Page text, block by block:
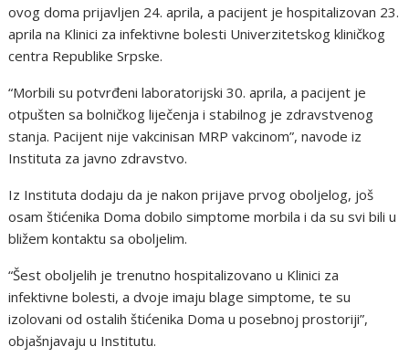
ovog doma prijavljen 24. aprila, a pacijent je hospitalizovan 23.
aprila na Klinici za infektivne bolesti Univerzitetskog kliničkog
centra Republike Srpske.
“Morbili su potvrđeni laboratorijski 30. aprila, a pacijent je
otpušten sa bolničkog liječenja i stabilnog je zdravstvenog
stanja. Pacijent nije vakcinisan MRP vakcinom”, navode iz
Instituta za javno zdravstvo.
Iz Instituta dodaju da je nakon prijave prvog oboljelog, još
osam štićenika Doma dobilo simptome morbila i da su svi bili u
bližem kontaktu sa oboljelim.
“Šest oboljelih je trenutno hospitalizovano u Klinici za
infektivne bolesti, a dvoje imaju blage simptome, te su
izolovani od ostalih štićenika Doma u posebnoj prostoriji”,
objašnjavaju u Institutu.